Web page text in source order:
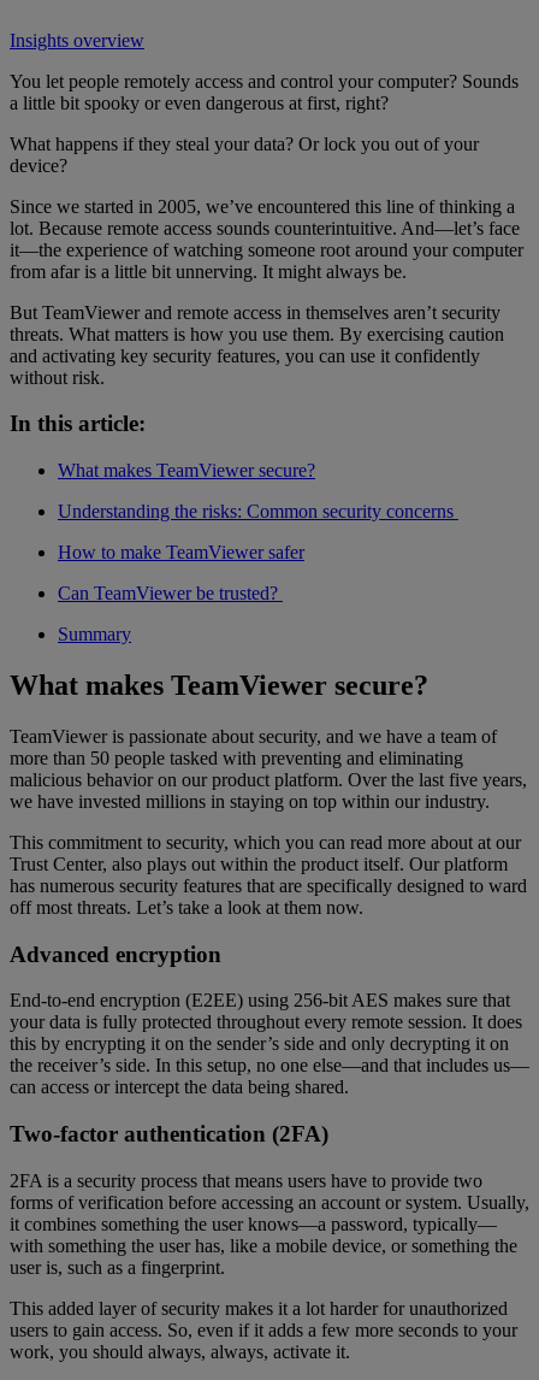
Insights overview
You let people remotely access and control your computer? Sounds
a little bit spooky or even dangerous at first, right?
What happens if they steal your data? Or lock you out of your
device?
Since we started in 2005, we’ve encountered this line of thinking a
lot. Because remote access sounds counterintuitive. And—let’s face
it—the experience of watching someone root around your computer
from afar is a little bit unnerving. It might always be.
But TeamViewer and remote access in themselves aren’t security
threats. What matters is how you use them. By exercising caution
and activating key security features, you can use it confidently
without risk.
In this article:
What makes TeamViewer secure?
Understanding the risks: Common security concerns
How to make TeamViewer safer
Can TeamViewer be trusted?
Summary
What makes TeamViewer secure?
TeamViewer is passionate about security, and we have a team of
more than 50 people tasked with preventing and eliminating
malicious behavior on our product platform. Over the last five years,
we have invested millions in staying on top within our industry.
This commitment to security, which you can read more about at our
Trust Center, also plays out within the product itself. Our platform
has numerous security features that are specifically designed to ward
off most threats. Let’s take a look at them now.
Advanced encryption
End-to-end encryption (E2EE) using 256-bit AES makes sure that
your data is fully protected throughout every remote session. It does
this by encrypting it on the sender’s side and only decrypting it on
the receiver’s side. In this setup, no one else—and that includes us—
can access or intercept the data being shared.
Two-factor authentication (2FA)
2FA is a security process that means users have to provide two
forms of verification before accessing an account or system. Usually,
it combines something the user knows—a password, typically—
with something the user has, like a mobile device, or something the
user is, such as a fingerprint.
This added layer of security makes it a lot harder for unauthorized
users to gain access. So, even if it adds a few more seconds to your
work, you should always, always, activate it.